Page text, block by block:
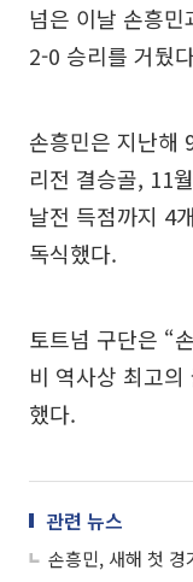
넘은 이날 손흥
2-0 승리를 거뒀
손흥민은 지난해
리전 결승골, 11
날전 득점까지 4
독식했다.
토트넘 구단은 “
비 역사상 최고
했다.
관련 뉴스